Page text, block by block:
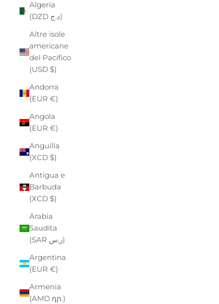
Algeria
(DZD د.ج)
Altre isole
americane
del Pacifico
(USD $)
Andorra
(EUR €)
Angola
(EUR €)
Anguilla
(XCD $)
Antigua e
Barbuda
(XCD $)
Arabia
Saudita
(SAR ر.س)
Argentina
(EUR €)
Armenia
(AMD դր.)